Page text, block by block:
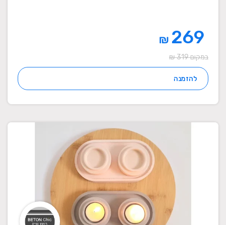
₪
במקום 319 ₪
להזמנה